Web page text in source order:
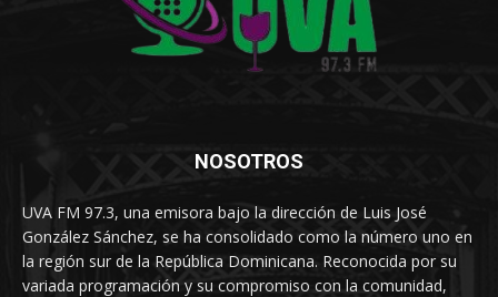
NOSOTROS
UVA FM 97.3, una emisora bajo la dirección de Luis José
González Sánchez, se ha consolidado como la número uno en
la región sur de la República Dominicana. Reconocida por su
variada programación y su compromiso con la comunidad,